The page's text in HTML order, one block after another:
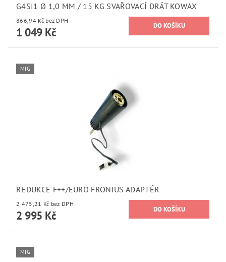
G4SI1 Ø 1,0 MM / 15 KG SVAŘOVACÍ DRÁT KOWAX
866,94 Kč bez DPH
1 049 Kč
MIG
REDUKCE F++/EURO FRONIUS ADAPTÉR
2 475,21 Kč bez DPH
2 995 Kč
MIG